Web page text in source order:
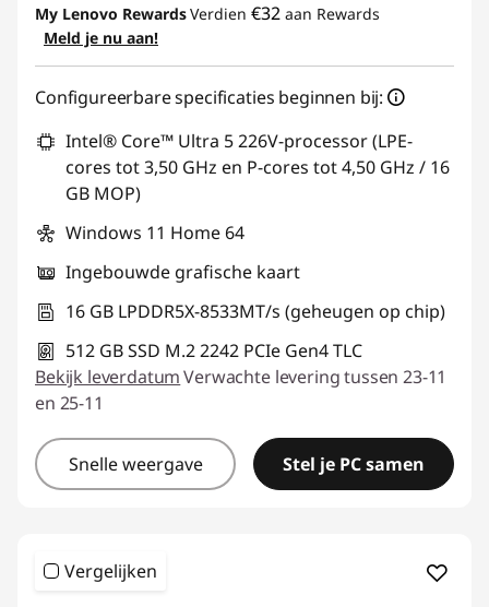
My Lenovo RewardsVerdien €32 aan Rewards
Meld je nu aan!
Configureerbare specificaties beginnen bij:
Intel® Core™ Ultra 5 226V-processor (LPE-
cores tot 3,50 GHz en P-cores tot 4,50 GHz / 16
GB MOP)
Windows 11 Home 64
Ingebouwde grafische kaart
16 GB LPDDR5X-8533MT/s (geheugen op chip)
512 GB SSD M.2 2242 PCIe Gen4 TLC
Bekijk leverdatumVerwachte levering tussen 23-11
en 25-11
Snelle weergave Stel je PC samen
Vergelijken